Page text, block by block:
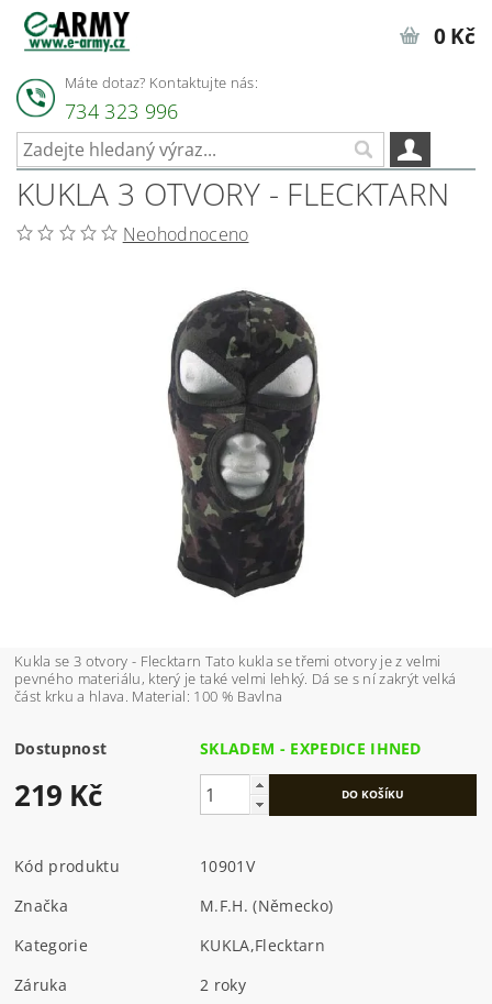
Máte dotaz? Kontaktujte nás:
734 323 996
0 Kč
KUKLA 3 OTVORY - FLECKTARN
Neohodnoceno
Kukla se 3 otvory - Flecktarn Tato kukla se třemi otvory je z velmi
pevného materiálu, který je také velmi lehký. Dá se s ní zakrýt velká
část krku a hlava. Material: 100 % Bavlna
Dostupnost SKLADEM - EXPEDICE IHNED
219 Kč
Kód produktu
10901V
Značka
M.F.H. (Německo)
Kategorie
KUKLA,Flecktarn
Záruka
2 roky